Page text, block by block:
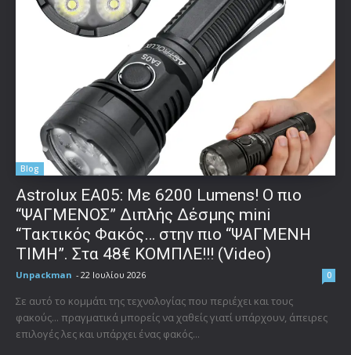
Blog
Astrolux ΕΑ05: Με 6200 Lumens! Ο πιο
“ΨΑΓΜΕΝΟΣ” Διπλής Δέσμης mini
“Τακτικός Φακός… στην πιο “ΨΑΓΜΕΝΗ
ΤΙΜΗ”. Στα 48€ ΚΟΜΠΛΕ!!! (Video)
Unpackman - 22 Ιουλίου 2026 0
Σε αυτό το κομμάτι της τεχνολογίας που περιέχει και τους
φακούς... πραγματικά μπορείς να χαθείς γιατί υπάρχουν, άπειρες
επιλογές λες και υπάρχει ένας φακός...